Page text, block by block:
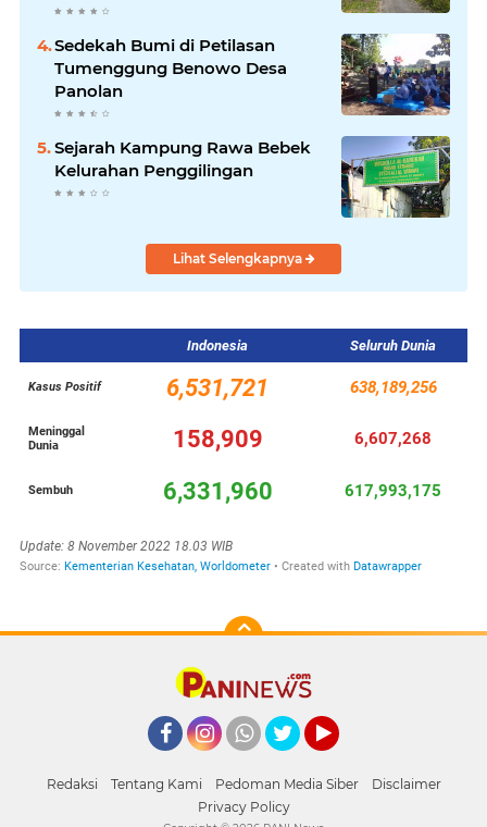
LINGKUNGAN DARI GUBERNUR
Sedekah Bumi di Petilasan
Tumenggung Benowo Desa
Panolan
Sejarah Kampung Rawa Bebek
Kelurahan Penggilingan
Lihat Selengkapnya
Redaksi Tentang Kami Pedoman Media Siber
Disclaimer
Privacy Policy